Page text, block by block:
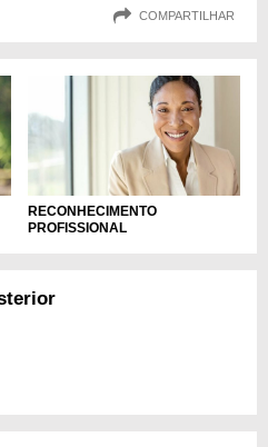
COMPARTILHAR
RECONHECIMENTO
PROFISSIONAL